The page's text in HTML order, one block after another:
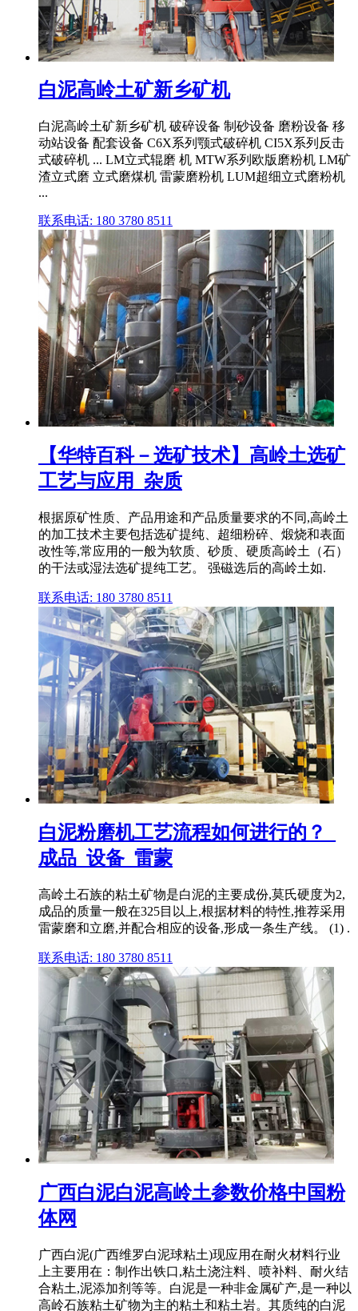
白泥高岭土矿新乡矿机
白泥高岭土矿新乡矿机 破碎设备 制砂设备 磨粉设备 移
动站设备 配套设备 C6X系列颚式破碎机 CI5X系列反击
式破碎机 ... LM立式辊磨 机 MTW系列欧版磨粉机 LM矿
渣立式磨 立式磨煤机 雷蒙磨粉机 LUM超细立式磨粉机
...
联系电话: 180 3780 8511
【华特百科－选矿技术】高岭土选矿
工艺与应用_杂质
根据原矿性质、产品用途和产品质量要求的不同,高岭土
的加工技术主要包括选矿提纯、超细粉碎、煅烧和表面
改性等,常应用的一般为软质、砂质、硬质高岭土（石）
的干法或湿法选矿提纯工艺。 强磁选后的高岭土如.
联系电话: 180 3780 8511
白泥粉磨机工艺流程如何进行的？_
成品_设备_雷蒙
高岭土石族的粘土矿物是白泥的主要成份,莫氏硬度为2,
成品的质量一般在325目以上,根据材料的特性,推荐采用
雷蒙磨和立磨,并配合相应的设备,形成一条生产线。 (1) .
联系电话: 180 3780 8511
广西白泥白泥高岭土参数价格中国粉
体网
广西白泥(广西维罗白泥球粘土)现应用在耐火材料行业
上主要用在：制作出铁口,粘土浇注料、喷补料、耐火结
合粘土,泥添加剂等等。白泥是一种非金属矿产,是一种以
高岭石族粘土矿物为主的粘土和粘土岩。其质纯的白泥